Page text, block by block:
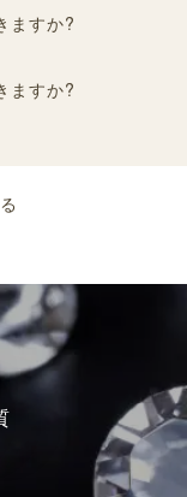
ますか?
ますか?